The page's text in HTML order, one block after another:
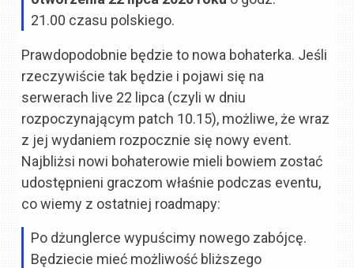
21.00 czasu polskiego.
Prawdopodobnie będzie to nowa bohaterka. Jeśli
rzeczywiście tak będzie i pojawi się na
serwerach live 22 lipca (czyli w dniu
rozpoczynającym patch 10.15), możliwe, że wraz
z jej wydaniem rozpocznie się nowy event.
Najbliżsi nowi bohaterowie mieli bowiem zostać
udostępnieni graczom właśnie podczas eventu,
co wiemy z ostatniej roadmapy:
Po dżunglerce wypuścimy nowego zabójcę.
Będziecie mieć możliwość bliższego